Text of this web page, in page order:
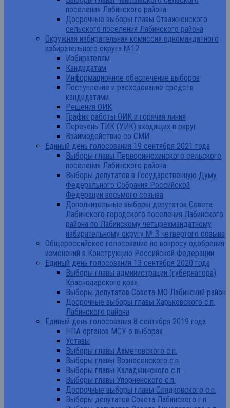
поселения Лабинского района
Досрочные выборы главы Отважненского
сельского поселения Лабинского района
Окружная избирательная комиссия одномандатного
избирательного округа №12
Избирателям
Кандидатам
Информационное обеспечение выборов
Поступление и расходование средств
кандидатами
Решения ОИК
График работы ОИК и горячая линия
Перечень ТИК (УИК) входящих в округ
Взаимодействие со СМИ
Единый день голосования 19 сентября 2021 года
Выборы главы Первосинюхинского сельского
поселения Лабинского района
Выборы депутатов в Государственную Думу
Федерального Собрания Российской
Федерации восьмого созыва
Дополнительные выборы депутатов Совета
Лабинского городского поселения Лабинского
района по Лабинскому четырехмандатному
избирательному округу № 3 четвертого созыва
Общероссийское голосование по вопросу одобрения
изменений в Конструкцию Российской Федерации
Единый день голосования 13 сентября 2020 года
Выборы главы администрации (губернатора)
Краснодарского края
Выборы депутатов Совета МО Лабинский район
Досрочные выборы главы Харьковского с.п.
Лабинского района
Единый день голосования 8 сентября 2019 года
НПА органов МСУ о выборах
Уставы
Выборы главы Ахметовского с.п.
Выборы главы Вознесенского с.п.
Выборы главы Каладжинского с.п.
Выборы главы Упорненского с.п.
Досрочные выборы главы Сладковского с.п.
Выборы депутатов Совета Лабинского г.п.